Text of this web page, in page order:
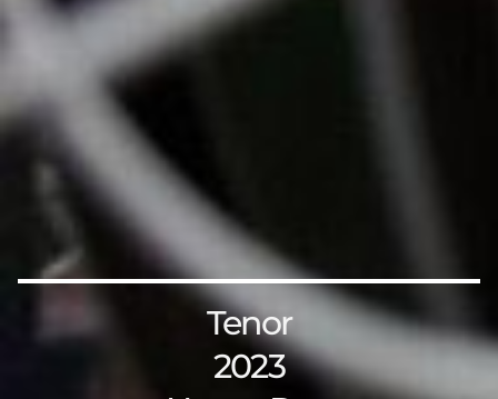
Tenor
2023